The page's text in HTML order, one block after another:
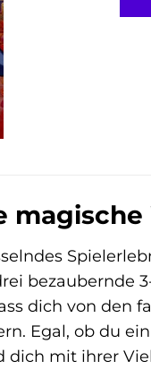
magische
bezaubernde
dich von den
Egal, ob du
dich mit ihrer